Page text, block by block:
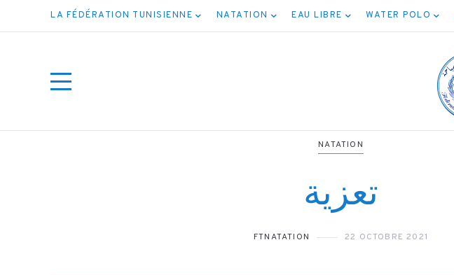
LA FÉDÉRATION TUNISIENNE NATATION EAU LIBRE WATER POLO
NATATION
تعزية
FTNATATION 22 OCTOBRE 2021